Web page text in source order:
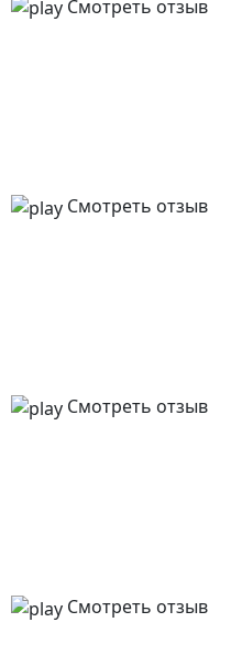
Смотреть отзыв
Смотреть отзыв
Смотреть отзыв
Смотреть отзыв